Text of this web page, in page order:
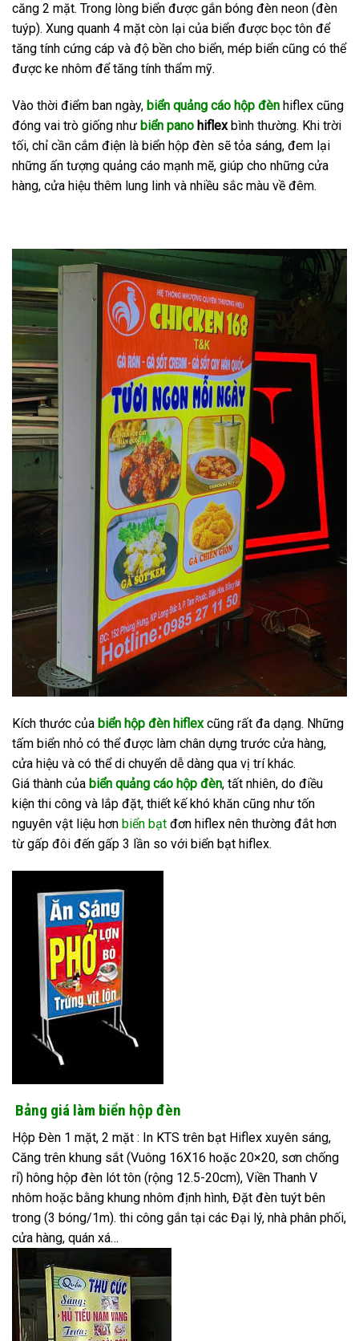
căng 2 mặt. Trong lòng biển được gắn bóng đèn neon (đèn
tuýp). Xung quanh 4 mặt còn lại của biển được bọc tôn để
tăng tính cứng cáp và độ bền cho biển, mép biển cũng có thể
được ke nhôm để tăng tính thẩm mỹ.
Vào thời điểm ban ngày, biển quảng cáo hộp đèn hiflex cũng
đóng vai trò giống như biển pano hiflexbình thường. Khi trời
tối, chỉ cần cắm điện là biển hộp đèn sẽ tỏa sáng, đem lại
những ấn tượng quảng cáo mạnh mẽ, giúp cho những cửa
hàng, cửa hiệu thêm lung linh và nhiều sắc màu về đêm.
Kích thước của biển hộp đèn hiflexcũng rất đa dạng. Những
tấm biển nhỏ có thể được làm chân dựng trước cửa hàng,
cửa hiệu và có thể di chuyển dễ dàng qua vị trí khác.
Giá thành của biển quảng cáo hộp đèn, tất nhiên, do điều
kiện thi công và lắp đặt, thiết kế khó khăn cũng như tốn
nguyên vật liệu hơn biển bạt đơn hiflex nên thường đắt hơn
từ gấp đôi đến gấp 3 lần so với biển bạt hiflex.
Bảng giá làm biển hộp đèn
Hộp Đèn 1 mặt, 2 mặt : In KTS trên bạt Hiflex xuyên sáng,
Căng trên khung sắt (Vuông 16X16 hoặc 20×20, sơn chống
rỉ) hông hộp đèn lót tôn (rộng 12.5-20cm), Viền Thanh V
nhôm hoặc bằng khung nhôm định hình, Đặt đèn tuýt bên
trong (3 bóng/1m). thi công gắn tại các Đại lý, nhà phân phối,
cửa hàng, quán xá…